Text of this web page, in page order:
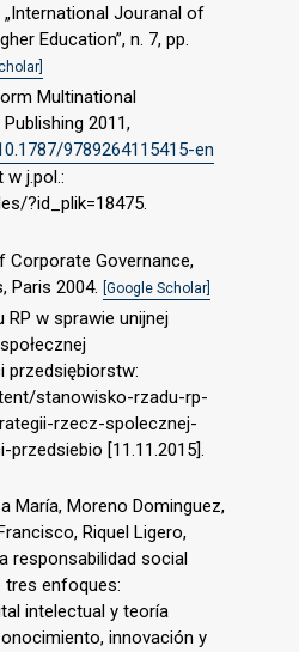
Jouranal of
Education”, n. 7, pp.
Multinational
Publishing 2011,
9789264115415-en
w j.pol.:
?id_plik=18475.
Corporate Governance,
Paris 2004. [Google Scholar]
RP w sprawie unijnej
przedsiębiorstw:
stanowisko-rzadu-rp-
rzecz-spolecznej-
[11.11.2015].
María, Moreno Dominguez,
Riquel Ligero,
responsabilidad social
tres enfoques:
intelectual y teoría
innovación y